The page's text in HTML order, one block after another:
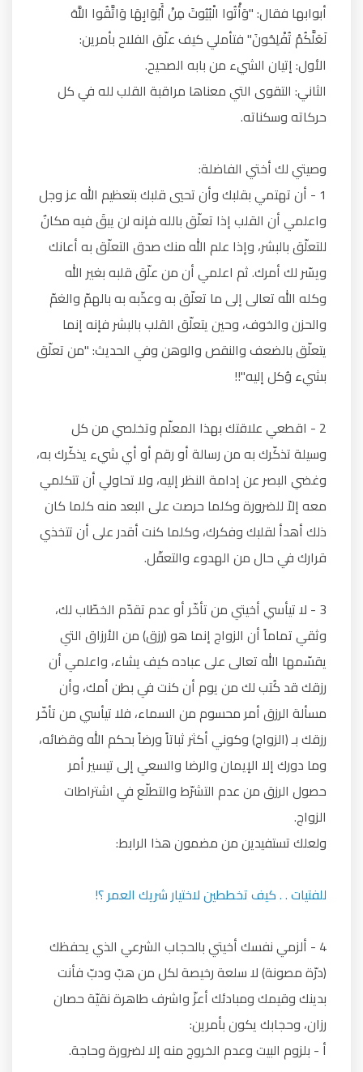
أبوابها فقال: "وَأْتُوا الْبُيُوتَ مِنْ أَبْوَابِهَا وَاتَّقُوا اللَّهَ
لَعَلَّكُمْ تُفْلِحُونَ" فتأملي كيف علّق الفلاح بأمرين:
الأول: إتيان الشيء من بابه الصحيح.
الثاني: التقوى التي معناها مراقبة القلب لله في كل
حركاته وسكناته.
وصيتي لك أختي الفاضلة:
1 - أن تهتمي بقلبك وأن تحيي قلبك بتعظيم الله عز وجل
واعلمي أن القلب إذا تعلّق بالله فإنه لن يبقَ فيه مكانٌ
للتعلّق بالبشر، وإذا علم الله منك صدق التعلّق به أعانك
ويسّر لك أمرك. ثم اعلمي أن من علّق قلبه بغير الله
وكله الله تعالى إلى ما تعلّق به وعذّبه به بالهمّ والغمّ
والحزن والخوف، وحين يتعلّق القلب بالبشر فإنه إنما
يتعلّق بالضعف والنقص والوهن وفي الحديث: "من تعلّق
بشيء وُكل إليه"!!
2 - اقطعي علاقتك بهذا المعلّم وتخلصي من كل
وسيلة تذكّرك به من رسالة أو رقم أو أي شيء يذكّرك به،
وغضي البصر عن إدامة النظر إليه، ولا تحاولي أن تتكلمي
معه إلاّ للضرورة وكلما حرصت على البعد منه كلما كان
ذلك أهدأ لقلبك وفكرك، وكلما كنت أقدر على أن تتخذي
قرارك في حال من الهدوء والتعقّل.
3 - لا تيأسي أخيتي من تأخّر أو عدم تقدّم الخطّاب لك،
وثقي تماماً أن الزواج إنما هو (رزق) من الأرزاق التي
يقسّمها الله تعالى على عباده كيف يشاء، واعلمي أن
رزقك قد كُتب لك من يوم أن كنت في بطن أمك، وأن
مسألة الرزق أمر محسوم من السماء، فلا تيأسي من تأخّر
رزقك بـ (الزواج) وكوني أكثر ثباتاً ورضاً بحكم الله وقضائه،
وما دورك إلا الإيمان والرضا والسعي إلى تيسير أمر
حصول الرزق من عدم التشرّط والتطلّع في اشتراطات
الزواج.
ولعلك تستفيدين من مضمون هذا الرابط:
للفتيات . . كيف تخططين لاختيار شريك العمر ؟!
4 - ألزمي نفسك أخيتي بالحجاب الشرعي الذي يحفظك
(درّة مصونة) لا سلعة رخيصة لكل من هبّ ودبّ فأنت
بدينك وقيمك ومبادئك أعزّ واشرف طاهرة نقيّة حصان
رزان، وحجابك يكون بأمرين:
أ - بلزوم البيت وعدم الخروج منه إلا لضرورة وحاجة.